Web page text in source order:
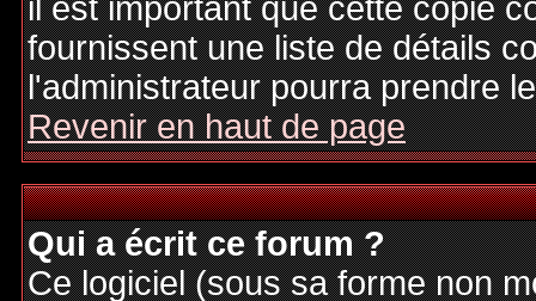
il est important que cette copie
fournissent une liste de détails
l'administrateur pourra prendre
Revenir en haut de page
Qui a écrit ce forum ?
Ce logiciel (sous sa forme non